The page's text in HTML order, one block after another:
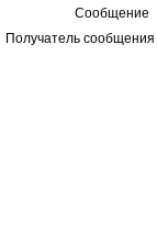
Сообщение
Получатель сообщения